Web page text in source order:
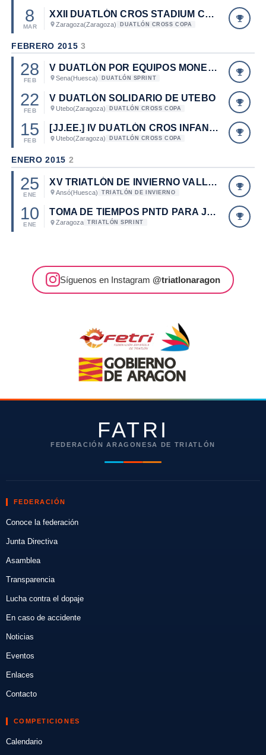
8
MAR
XXII DUATLÓN CROS STADIUM CASABLANCA. TROFEO GRUPO IBERCAJA CIUDAD DE ZARAGOZA.
Zaragoza(Zaragoza) DUATLÓN CROSS COPA
FEBRERO 20153
28
FEB
V DUATLÓN POR EQUIPOS MONEGROSMAN. CAMPEONATO DE ARAGÓN DE DUATLÓN POR EQUIPOS 2015.
Sena(Huesca) DUATLÓN SPRINT
22
FEB
V DUATLÓN SOLIDARIO DE UTEBO
Utebo(Zaragoza) DUATLÓN CROSS COPA
15
FEB
[JJ.EE.] IV DUATLÓN CROS INFANTIL DE UTEBO
Utebo(Zaragoza) DUATLÓN CROSS COPA
ENERO 2015 2
25
ENE
XV TRIATLÓN DE INVIERNO VALLE DE ANSÓ. CAMPEONATO DE ARAGÓN Y MADRID DE TRIATLÓN DE INVIERNO 2015.
Ansó(Huesca) TRIATLÓN DE INVIERNO
10
ENE
TOMA DE TIEMPOS PNTD PARA JUNIOR, CADETES, INFANTILES Y PARATRIATLETAS
Zaragoza TRIATLÓN SPRINT
Síguenos en Instagram @triatlonaragon
FATRI
FEDERACIÓN ARAGONESA DE TRIATLÓN
FEDERACIÓN
Conoce la federación
Junta Directiva
Asamblea
Transparencia
Lucha contra el dopaje
En caso de accidente
Noticias
Eventos
Enlaces
Contacto
COMPETICIONES
Calendario